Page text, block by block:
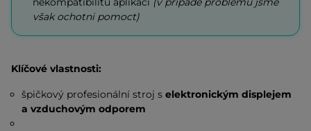
však ochotni pomoct)
Klíčové vlastnosti:
špičkový profesionální stroj selektronickým displejem
a vzduchovým odporem